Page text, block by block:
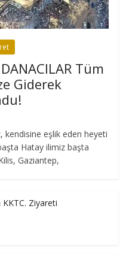
Tüm
Giderek
kendisine eşlik eden heyeti
Hatay ilimiz başta
Gaziantep,
KKTC. Ziyareti